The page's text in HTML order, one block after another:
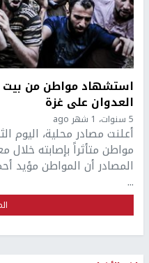
استشهاد مواطن من بيت
العدوان على غزة
5 سنوات، 1 شهر ago
مواطن متأثراً بإصابته
المصادر أن المواطن مؤيد
...